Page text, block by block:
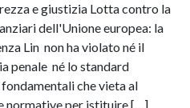
e giustizia Lotta contro la
dell'Unione europea: la
Lin non ha violato né il
penale né lo standard
che vieta al
normative per istituire […]